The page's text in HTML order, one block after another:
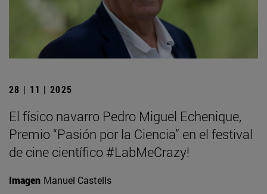
28 | 11 | 2025
El físico navarro Pedro Miguel Echenique,
Premio “Pasión por la Ciencia” en el festival
de cine científico #LabMeCrazy!
Imagen Manuel Castells